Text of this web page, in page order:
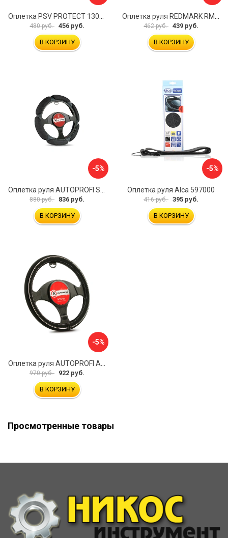
Оплетка PSV PROTECT 130503
480 руб. 456 руб.
В КОРЗИНУ
Оплетка руля REDMARK RM78002
462 руб. 439 руб.
В КОРЗИНУ
-5%
880 руб. 836 руб.
В КОРЗИНУ
-5%
Оплетка руля Alca 597000
416 руб. 395 руб.
В КОРЗИНУ
-5%
970 руб. 922 руб.
В КОРЗИНУ
Просмотренные товары